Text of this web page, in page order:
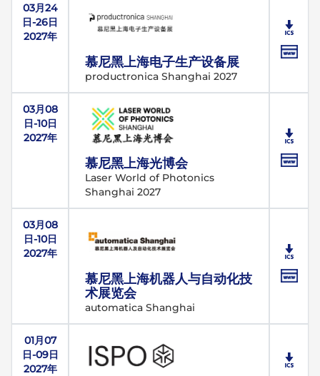
03月24
日-26日
2027年
慕尼黑上海电子生产设备展
productronica Shanghai 2027
03月08
日-10日
2027年
慕尼黑上海光博会
Laser World of Photonics
Shanghai 2027
03月08
日-10日
2027年
慕尼黑上海机器人与自动化技
术展览会
automatica Shanghai
01月07
日-09日
2027年